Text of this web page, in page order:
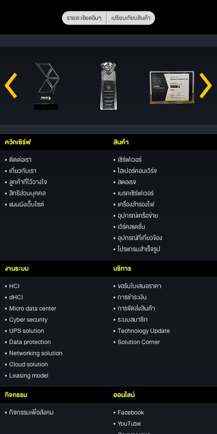
รายละเอียดอื่นๆ เปรียบเทียบสินค้า
ควิกเซิร์ฟ
• ติดต่อเรา
• เกี่ยวกับเรา
• ลูกค้าที่ไว้วางใจ
• สิทธิส่วนบุคคล
• แผนผังเว็บไซต์
สินค้า
• เซิร์ฟเวอร์
• ไฮเปอร์คอนเวิร์จ
• สตอเรจ
• เบรคเซิร์ฟเวอร์
• เครื่องสำรองไฟ
• อุปกรณ์เครือข่าย
• เวิร์คสเตชั่น
• อุปกรณ์ที่เกี่ยวข้อง
• โปรแกรมสำเร็จรูป
งานระบบ
• HCI
• dHCI
• Micro data center
• Cyber security
• UPS solution
• Data protection
• Networking solution
• Cloud solution
• Leasing model
บริการ
• ขอรับใบเสนอราคา
• การชำระเงิน
• การจัดส่งสินค้า
• ระบบสมาชิก
• Technology Update
• Solution Corner
กิจกรรม
• กิจกรรมเพื่อสังคม
ออนไลน์
• Facebook
• YouTube